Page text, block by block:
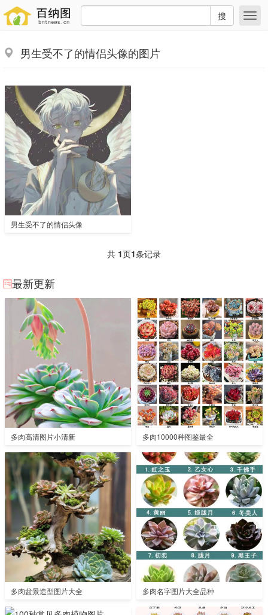
搜
男生受不了的情侣头像的图片
男生受不了的情侣头像
共 1页1条记录
最新更新
多肉高清图片小清新 多肉10000种图鉴最全
多肉盆景造型图片大全 多肉名字图片大全品种